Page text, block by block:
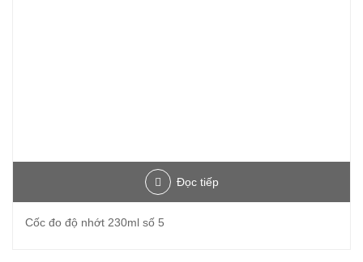
Đọc tiếp
Cốc đo độ nhớt 230ml số 5